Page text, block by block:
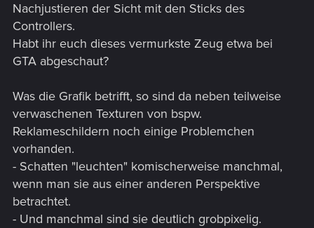
Nachjustieren der Sicht mit den Sticks des
Controllers.
Habt ihr euch dieses vermurkste Zeug etwa bei
GTA abgeschaut?
Was die Grafik betrifft, so sind da neben teilweise
verwaschenen Texturen von bspw.
Reklameschildern noch einige Problemchen
vorhanden.
- Schatten "leuchten" komischerweise manchmal,
wenn man sie aus einer anderen Perspektive
betrachtet.
- Und manchmal sind sie deutlich grobpixelig.